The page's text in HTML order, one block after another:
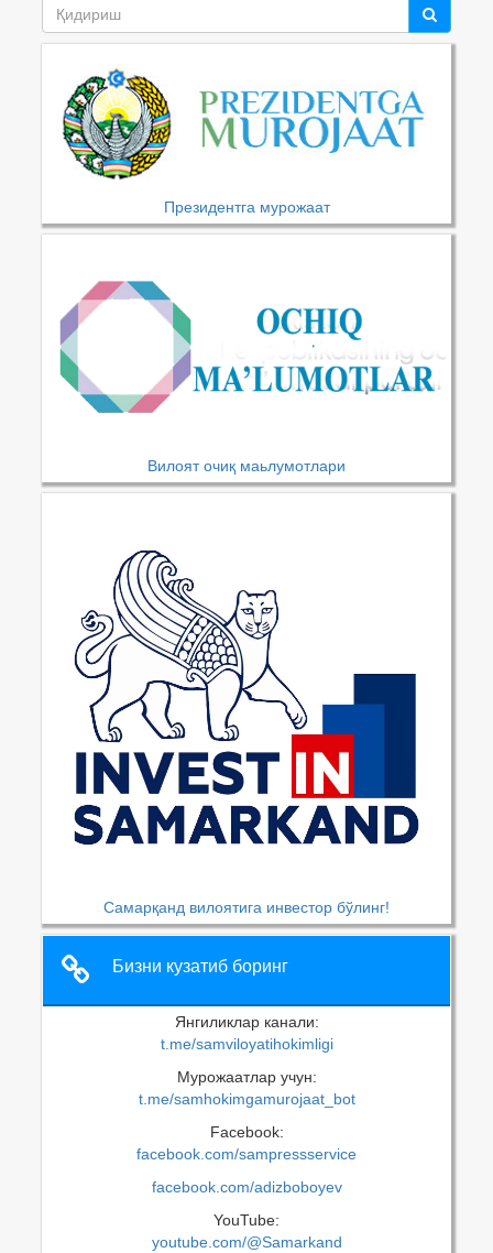
Президентга мурожаат
Вилоят очиқ маьлумотлари
Самарқанд вилоятига инвестор бўлинг!
Бизни кузатиб боринг
Янгиликлар канали:
t.me/samviloyatihokimligi
Мурожаатлар учун:
t.me/samhokimgamurojaat_bot
Facebook:
facebook.com/sampressservice
facebook.com/adizboboyev
YouTube:
youtube.com/@Samarkand